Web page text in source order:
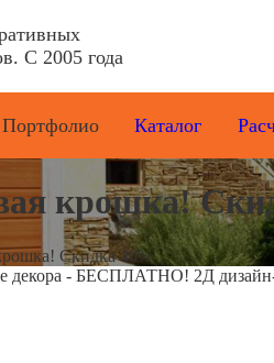
С 2005 года
Портфолио Каталог
крошка!
Скидка 40%
декора - БЕСПЛАТНО! 2Д